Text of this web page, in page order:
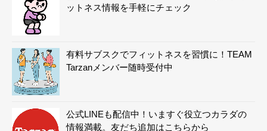
ットネス情報を手軽にチェック
有料サブスクでフィットネスを習慣に！TEAM
Tarzanメンバー随時受付中
公式LINEも配信中！いますぐ役立つカラダの
情報満載。友だち追加はこちらから